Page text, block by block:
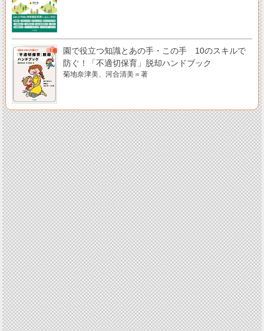
園で役立つ知識とあの手・この手 10のスキルで
防ぐ！「不適切保育」脱却ハンドブック
菊地奈津美、河合清美＝著